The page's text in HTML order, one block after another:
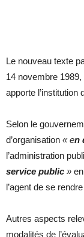
Le nouveau texte
14 novembre
apporte l’institution
Selon le
d’organisation « en
l’administration
service public »
l’agent de se
Autres aspects
modalités de